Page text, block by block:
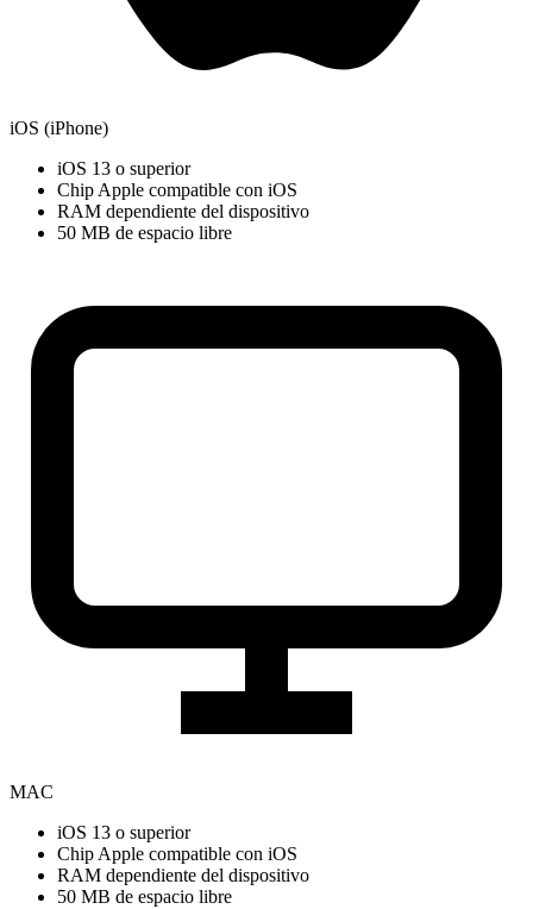
iOS (iPhone)
iOS 13 o superior
Chip Apple compatible con iOS
RAM dependiente del dispositivo
50 MB de espacio libre
MAC
iOS 13 o superior
Chip Apple compatible con iOS
RAM dependiente del dispositivo
50 MB de espacio libre